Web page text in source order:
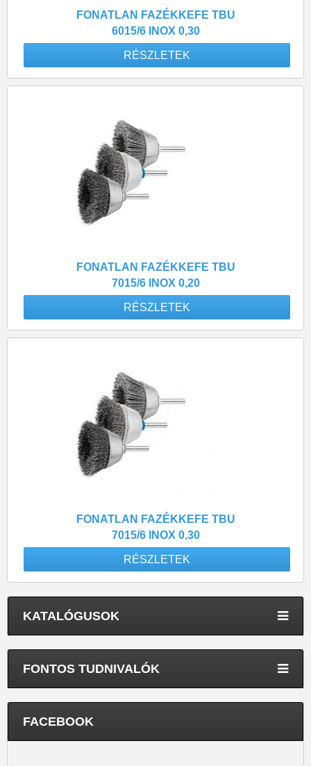
FONATLAN FAZÉKKEFE TBU
6015/6 INOX 0,30
RÉSZLETEK
FONATLAN FAZÉKKEFE TBU
7015/6 INOX 0,20
RÉSZLETEK
FONATLAN FAZÉKKEFE TBU
7015/6 INOX 0,30
RÉSZLETEK
KATALÓGUSOK
FONTOS TUDNIVALÓK
FACEBOOK